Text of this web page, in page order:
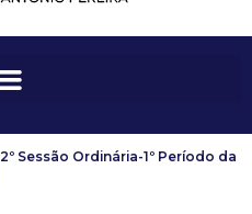
2º Sessão Ordinária-1º Período da